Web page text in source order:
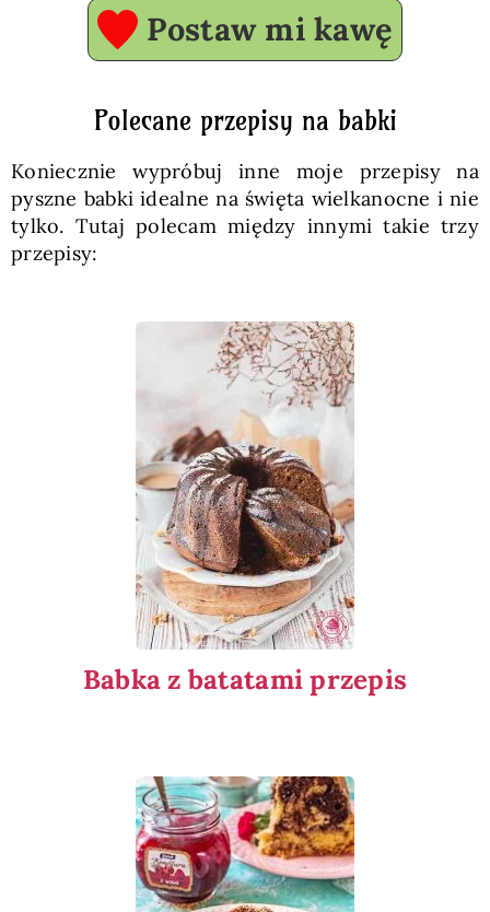
Postaw mi kawę
Polecane przepisy na babki
Koniecznie wypróbuj inne moje przepisy na
pyszne babki idealne na święta wielkanocne i nie
tylko. Tutaj polecam między innymi takie trzy
przepisy:
Babka z batatami przepis